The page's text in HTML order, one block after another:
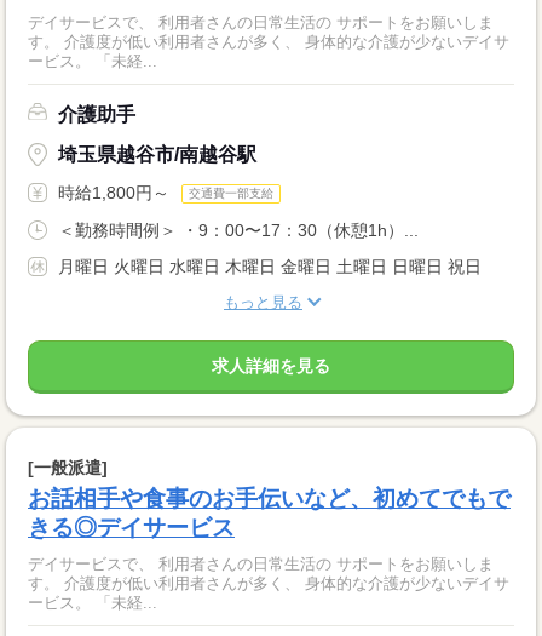
デイサービスで、 利用者さんの日常生活の サポートをお願いしま
す。 介護度が低い利用者さんが多く、 身体的な介護が少ないデイサ
ービス。 「未経...
介護助手
埼玉県越谷市/南越谷駅
時給1,800円～ 交通費一部支給
＜勤務時間例＞ ・9：00〜17：30（休憩1h）...
月曜日 火曜日 水曜日 木曜日 金曜日 土曜日 日曜日 祝日
もっと見る
求人詳細を見る
[一般派遣]
お話相手や食事のお手伝いなど、初めてでもで
きる◎デイサービス
デイサービスで、 利用者さんの日常生活の サポートをお願いしま
す。 介護度が低い利用者さんが多く、 身体的な介護が少ないデイサ
ービス。 「未経...